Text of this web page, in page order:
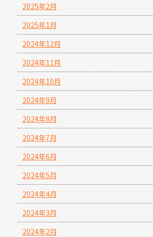
2025年2月
2025年1月
2024年12月
2024年11月
2024年10月
2024年9月
2024年8月
2024年7月
2024年6月
2024年5月
2024年4月
2024年3月
2024年2月